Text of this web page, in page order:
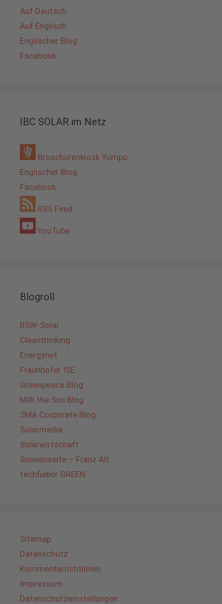
Auf Deutsch
Auf Englisch
Englischer Blog
Facebook
IBC SOLAR im Netz
Broschürenkiosk Yumpu
Englischer Blog
Facebook
RSS Feed
YouTube
Blogroll
BSW-Solar
Cleanthinking
Energynet
Fraunhofer ISE
Greenpeace Blog
Milk the Sun Blog
SMA Corporate Blog
Solarmedia
Solarwirtschaft
Sonnenseite – Franz Alt
techfieber GREEN
Sitemap
Datenschutz
Kommentarrichtlinien
Impressum
Datenschutzeinstellungen